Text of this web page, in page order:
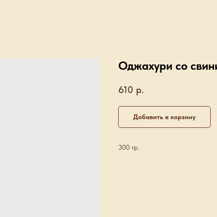
Оджахури со
610 р.
Добавить в корзину
300 гр.